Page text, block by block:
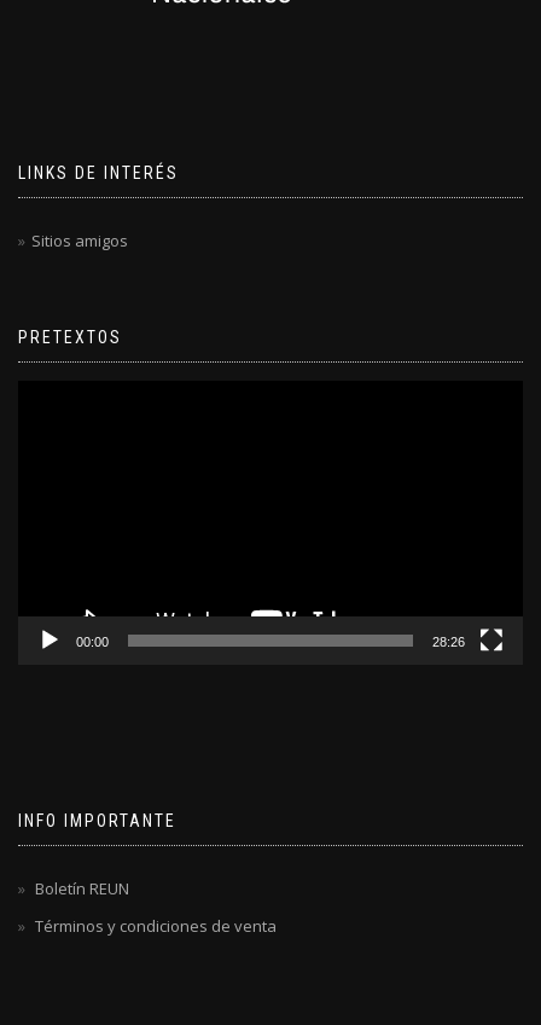
LINKS DE INTERÉS
Sitios amigos
PRETEXTOS
00:00 28:26
INFO IMPORTANTE
Boletín REUN
Términos y condiciones de venta